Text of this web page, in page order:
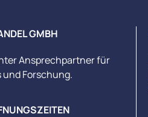
GMBH
Ansprechpartner für
und Forschung.